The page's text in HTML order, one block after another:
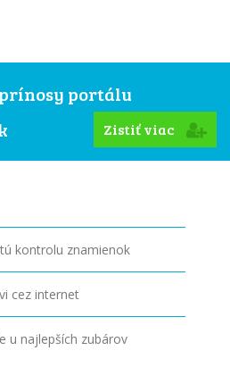
portálu
Zistiť viac
kontrolu znamienok
cez internet
u najlepších zubárov